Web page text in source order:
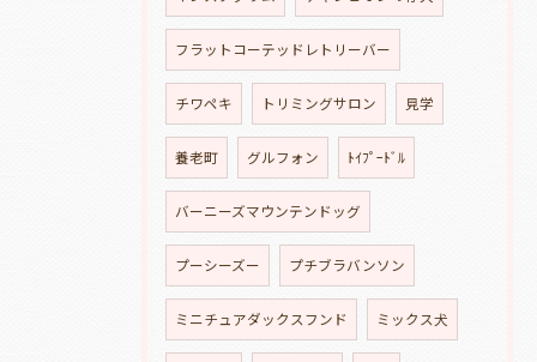
フラットコーテッドレトリーバー
チワペキ トリミングサロン 見学
養老町 グルフォン ﾄｲﾌﾟｰﾄﾞﾙ
バーニーズマウンテンドッグ
プーシーズー プチブラバンソン
ミニチュアダックスフンド ミックス犬